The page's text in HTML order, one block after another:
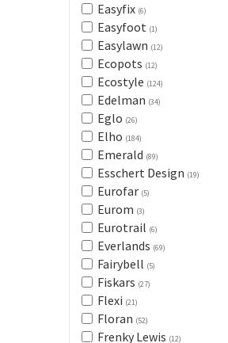
Easyfix (6)
Easyfoot (1)
Easylawn (12)
Ecopots (12)
Ecostyle (124)
Edelman (34)
Eglo (26)
Elho (184)
Emerald (89)
Esschert Design (19)
Eurofar (5)
Eurom (3)
Eurotrail (6)
Everlands (69)
Fairybell (5)
Fiskars (27)
Flexi (21)
Floran (52)
Frenky Lewis (12)